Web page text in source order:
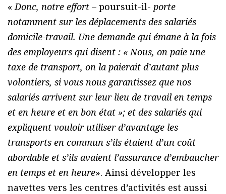
«Donc, notre effort – poursuit-il- porte
notamment sur les déplacements des salariés
domicile-travail. Une demande qui émane à la fois
des employeurs qui disent : « Nous, on paie une
taxe de transport, on la paierait d’autant plus
volontiers, si vous nous garantissez que nos
salariés arrivent sur leur lieu de travail en temps
et en heure et en bon état »; et des salariés qui
expliquent vouloir utiliser d’avantage les
transports en commun s’ils étaient d’un coût
abordable et s’ils avaient l’assurance d’embaucher
en temps et en heure». Ainsi développer les
navettes vers les centres d’activités est aussi